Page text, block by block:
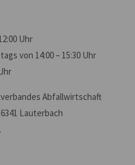
Uhr
von 14:00 – 15:30 Uhr
Abfallwirtschaft
Lauterbach